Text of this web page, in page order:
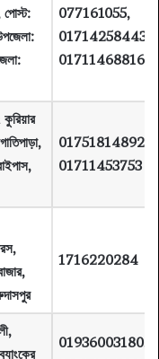
পোস্ট:
077161055,
01714258443,
01711468816
01751814892
01711453753
1716220284
01936003180,